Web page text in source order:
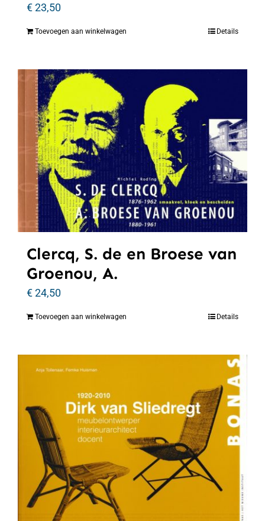
€23,50
Toevoegen aan winkelwagen Details
Clercq, S. de en Broese van
Groenou, A.
€24,50
Toevoegen aan winkelwagen Details